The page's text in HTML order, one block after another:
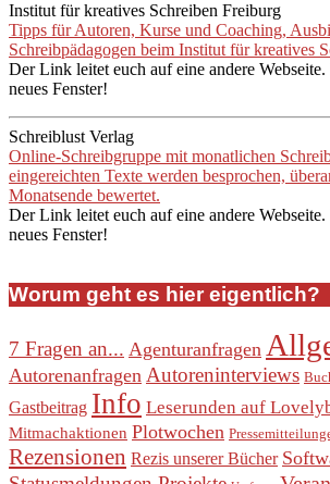
Institut für kreatives Schreiben Freiburg
Tipps für Autoren, Kurse und Coaching,
Schreibpädagogen beim Institut für kreatives
Der Link leitet euch auf eine andere
neues Fenster!
Schreiblust Verlag
Online-Schreibgruppe mit monatlichen
eingereichten Texte werden besprochen,
Monatsende bewertet.
Der Link leitet euch auf eine andere
neues Fenster!
Worum geht es hier eigentlich?
7 Fragen an... Agenturanfragen
Autorenanfragen Autoreninterviews
Gastbeitrag Info Leserunden auf
Mitmachaktionen Plotwochen
Rezensionen Rezis unserer Bücher